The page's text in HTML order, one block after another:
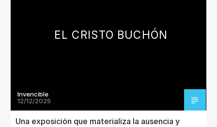
EL CRISTO BUCHÓN
Invencible
12/12/2025
Una exposición que materializa la ausencia y